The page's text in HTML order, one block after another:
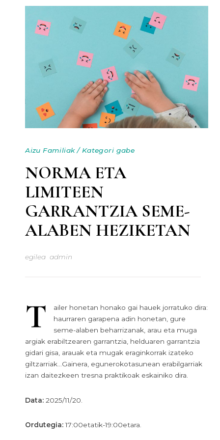
Aizu Familiak/Kategori gabe
NORMA ETA
LIMITEEN
GARRANTZIA SEME-
ALABEN HEZIKETAN
egilea admin
T
ailer honetan honako gai hauek jorratuko dira:
haurraren garapena adin honetan, gure
seme-alaben beharrizanak, arau eta muga
argiak erabiltzearen garrantzia, helduaren garrantzia
gidari gisa, arauak eta mugak eraginkorrak izateko
giltzarriak…Gainera, egunerokotasunean erabilgarriak
izan daitezkeen tresna praktikoak eskainiko dira.
Data: 2025/11/20.
Ordutegia:17:00etatik-19:00etara.